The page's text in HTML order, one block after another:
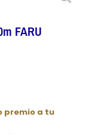
FARU
premio a tu